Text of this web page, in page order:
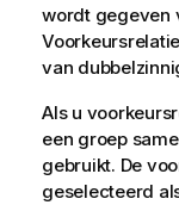
wordt gegeven
van
Als u
een groep
gebruikt. De
geselecteerd